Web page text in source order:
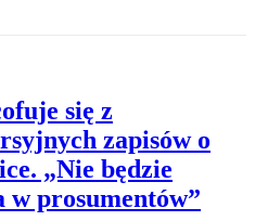
się z
zapisów o
„Nie będzie
w prosumentów”